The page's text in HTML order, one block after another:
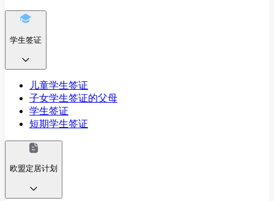
学生签证
儿童学生签证
子女学生签证的父母
学生签证
短期学生签证
欧盟定居计划